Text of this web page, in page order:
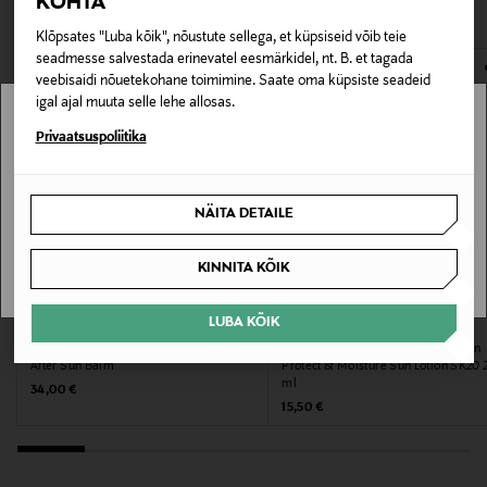
Klõpsates "Luba kõik", nõustute sellega, et küpsiseid võib teie
seadmesse salvestada erinevatel eesmärkidel, nt. B. et tagada
veebisaidi nõuetekohane toimimine. Saate oma küpsiste seadeid
igal ajal muuta selle lehe allosas.
Privaatsuspoliitika
NÄITA DETAILE
KINNITA KÕIK
LUBA KÕIK
Kategooria
After sun kreem
Suurus
200 ml
Tootjamaa
avamata originaalpakendis.
E-POE TAGASTUSED
After Sun Balm
Original Price
34,00 €
Päikesekaitseemulsioon Nivea Sun
Protect & Moisture Sun Lotion SK20
ml
Original Price
15,50 €
Stockmann pole Sinu riigis saadaval.
SAAN ARU